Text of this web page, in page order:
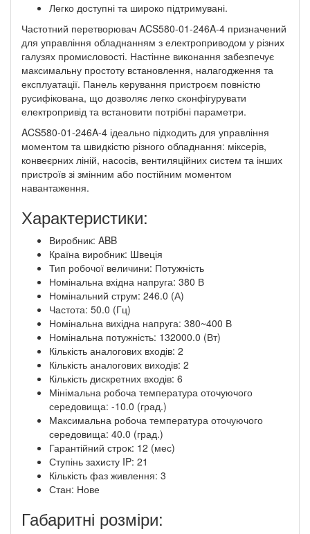
Легко доступні та широко підтримувані.
Частотний перетворювач ACS580-01-246A-4 призначений
для управління обладнанням з електроприводом у різних
галузях промисловості. Настінне виконання забезпечує
максимальну простоту встановлення, налагодження та
експлуатації. Панель керування пристроєм повністю
русифікована, що дозволяє легко сконфігурувати
електропривід та встановити потрібні параметри.
ACS580-01-246A-4 ідеально підходить для управління
моментом та швидкістю різного обладнання: міксерів,
конвеєрних ліній, насосів, вентиляційних систем та інших
пристроїв зі змінним або постійним моментом
навантаження.
Характеристики:
Виробник: ABB
Країна виробник: Швеція
Тип робочої величини: Потужність
Номінальна вхідна напруга: 380 В
Номінальний струм: 246.0 (А)
Частота: 50.0 (Гц)
Номінальна вихідна напруга: 380~400 В
Номінальна потужність: 132000.0 (Вт)
Кількість аналогових входів: 2
Кількість аналогових виходів: 2
Кількість дискретних входів: 6
Мінімальна робоча температура оточуючого
середовища: -10.0 (град.)
Максимальна робоча температура оточуючого
середовища: 40.0 (град.)
Гарантійний строк: 12 (мес)
Ступінь захисту IP: 21
Кількість фаз живлення: 3
Стан: Нове
Габаритні розміри: